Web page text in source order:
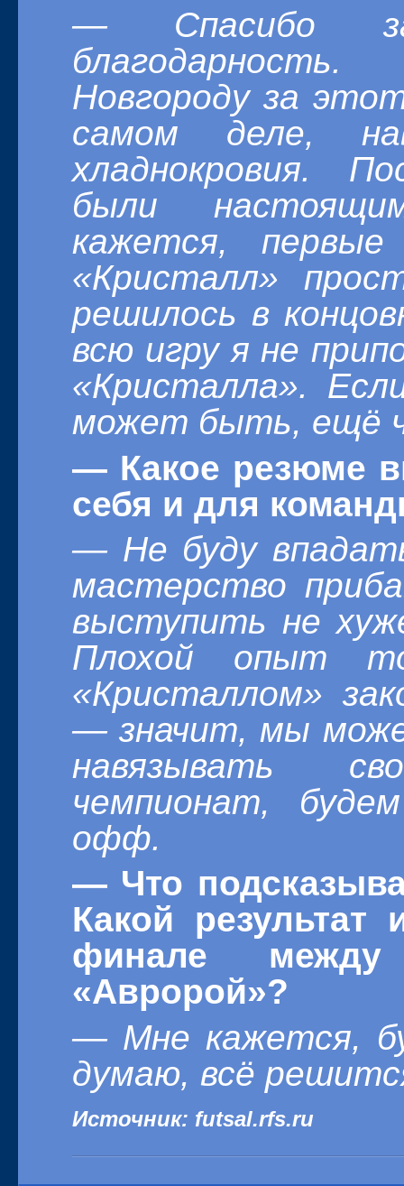
— Спасибо
Новгороду за
самом деле,
хладнокровия.
были
кажется,
«Кристалл»
решилось в
всю игру я не
«Кристалла».
может быть, ещё
— Какое резюме
себя и для
— Не буду
мастерство
выступить не
Плохой опыт
«Кристаллом»
— значит, мы
навязывать
чемпионат,
офф.
— Что
Какой
финале
«Авророй»?
— Мне кажется,
думаю, всё
Источник: futsal.rfs.ru